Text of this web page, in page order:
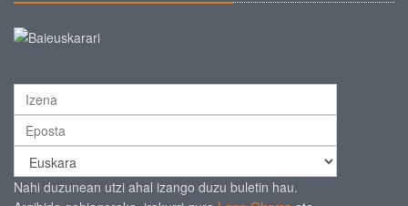
Nahi duzunean utzi ahal izango duzu buletin hau.